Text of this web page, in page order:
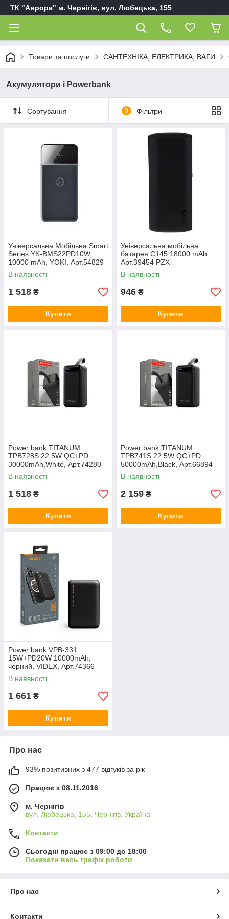
ТК "Аврора" м. Чернігів, вул. Любецька, 155
Товари та послуги САНТЕХНІКА, ЕЛЕКТРИКА, ВАГИ
Акумулятори і Powerbank
Сортування 0 Фільтри
Універсальна Мобільна Smart
Series YK-BMS22PD10W,
10000 mAh, YOKI, Арт.54829
В наявності
1 518 ₴
Купити
Універсальна мобільна
батарея С145 18000 mAh
Арт.39454 PZX
В наявності
946 ₴
Купити
Power bank TITANUM
TPB728S 22.5W QC+PD
30000mAh,White, Арт.74280
В наявності
1 518 ₴
Купити
Power bank TITANUM
TPB741S 22.5W QC+PD
50000mAh,Black, Арт.66894
В наявності
2 159 ₴
Купити
Power bank VPB-331
15W+PD20W 10000mAh,
чорний, VIDEX, Арт.74366
В наявності
1 661 ₴
Купити
Про нас
93% позитивних з 477 відгуків за рік
Працює з 08.11.2016
м. Чернігів
вул. Любецька, 155, Чернігів, Україна
Контакти
Сьогодні працює з 09:00 до 18:00
Показати весь графік роботи
Про нас
Контакти